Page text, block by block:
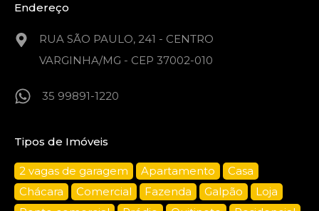
Endereço
RUA SÃO PAULO, 241 - CENTRO
VARGINHA/MG - CEP 37002-010
35 99891-1220
Tipos de Imóveis
2 vagas de garagem Apartamento
Casa
Chácara
Comercial Fazenda Galpão
Loja